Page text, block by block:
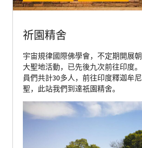
祈園精舍
宇宙規律國際佛學會，不定期開展
大聖地活動，已先後九次前往印度
員們共計30多人，前往印度釋迦牟
聖，此站我們到達祇園精舍。